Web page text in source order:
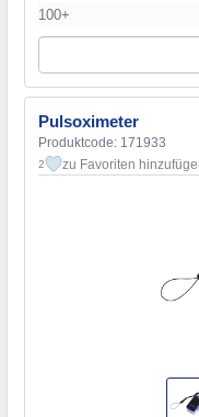
100+
Pulsoximeter
Produktcode: 171933
2 zu Favoriten